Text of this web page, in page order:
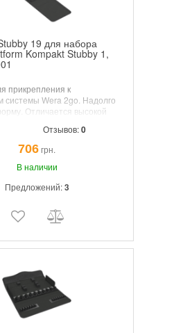
19 для набора
Kompakt Stubby 1,
прикрепления к
системы Wera 2go. Надолго
Отличается высокой
переносимых
от повреждений и влаги.
с полоской на липучке.
Отзывов:0
706грн.
В наличии
Предложений:3